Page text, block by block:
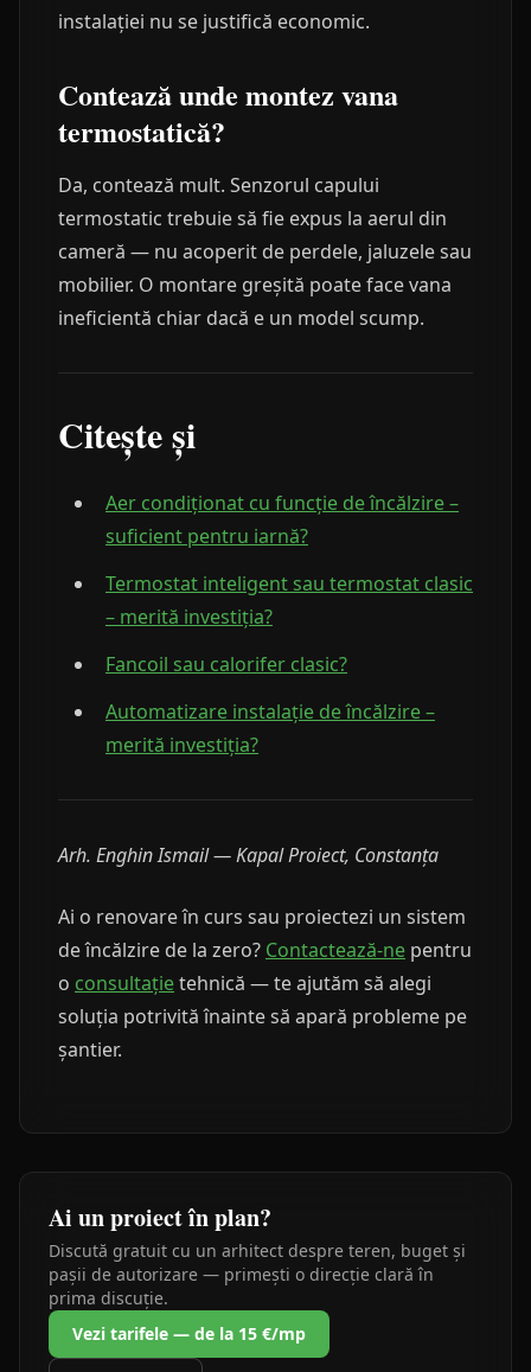
instalației nu se justifică economic.
Contează unde montez vana
termostatică?
Da, contează mult. Senzorul capului
termostatic trebuie să fie expus la aerul din
cameră — nu acoperit de perdele, jaluzele sau
mobilier. O montare greșită poate face vana
ineficientă chiar dacă e un model scump.
Citește și
Aer condiționat cu funcție de încălzire –
suficient pentru iarnă?
Termostat inteligent sau termostat clasic
– merită investiția?
Fancoil sau calorifer clasic?
Automatizare instalație de încălzire –
merită investiția?
Arh. Enghin Ismail — Kapal Proiect, Constanța
Ai o renovare în curs sau proiectezi un sistem
de încălzire de la zero? Contactează-ne pentru
o consultațietehnică — te ajutăm să alegi
soluția potrivită înainte să apară probleme pe
șantier.
Ai un proiect în plan?
Discută gratuit cu un arhitect despre teren, buget și
pașii de autorizare — primești o direcție clară în
prima discuție.
Vezi tarifele — de la 15 €/mp